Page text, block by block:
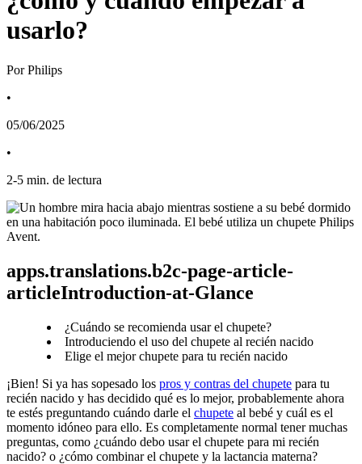
usarlo?
Por Philips
•
05/06/2025
•
2-5 min. de lectura
apps.translations.b2c-page-article-
articleIntroduction-at-Glance
¿Cuándo se recomienda usar el chupete?
Introduciendo el uso del chupete al recién nacido
Elige el mejor chupete para tu recién nacido
¡Bien! Si ya has sopesado los pros y contras del chupete para tu
recién nacido y has decidido qué es lo mejor, probablemente ahora
te estés preguntando cuándo darle el chupete al bebé y cuál es el
momento idóneo para ello. Es completamente normal tener muchas
preguntas, como ¿cuándo debo usar el chupete para mi recién
nacido? o ¿cómo combinar el chupete y la lactancia materna?